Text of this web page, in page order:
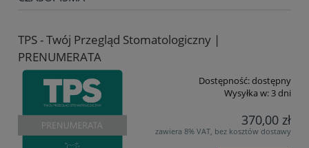
TPS - Twój Przegląd Stomatologiczny |
PRENUMERATA
Dostępność:dostępny
Wysyłka w: 3 dni
370,00 zł
zawiera 8% VAT, bez kosztów dostawy